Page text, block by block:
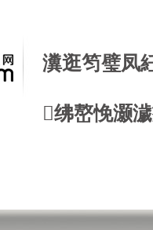
瀵逛笉璧凤
绋嶅悗灏